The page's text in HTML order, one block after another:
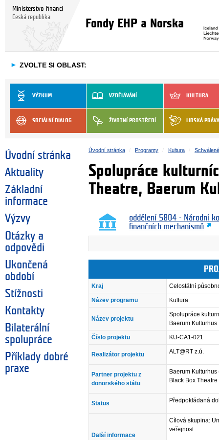
Ministerstvo financí
Česká republika
Fondy EHP a Norska
► ZVOLTE SI OBLAST:
VÝZKUM VZDĚLÁVÁNÍ KULTURA
SOCIÁLNÍ DIALOG ŽIVOTNÍ PROSTŘEDÍ LIDSKÁ PRÁVA
Úvodní stránka
Aktuality
Základní
informace
Výzvy
Otázky a
odpovědi
Ukončená
období
Stížnosti
Kontakty
Bilaterální
spolupráce
Příklady dobré
praxe
Úvodní stránka Programy Kultura
Spolupráce
Theatre, Baerum
oddělení 5804 - Národní
finančních mechanismů
Kraj Celostátní
Název programu Kultura
Název projektu
Spolupráce
Baerum Kulturhus
Číslo projektu KU-CA1-021
Realizátor projektu ALT@RT z.ú.
Partner projektu z
donorského státu
Baerum Kulturhus
Black Box Theatre
Status Předpokládaná
Další informace
Cílová skupina:
veřejnost